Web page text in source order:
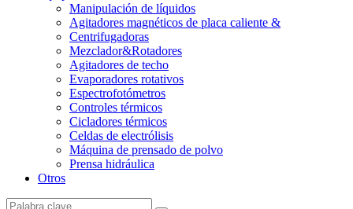
Manipulación de líquidos
Agitadores magnéticos de placa caliente &
Centrifugadoras
Mezclador&Rotadores
Agitadores de techo
Evaporadores rotativos
Espectrofotómetros
Controles térmicos
Cicladores térmicos
Celdas de electrólisis
Máquina de prensado de polvo
Prensa hidráulica
Otros